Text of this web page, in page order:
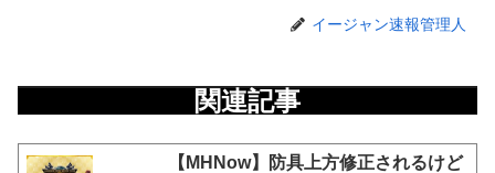
イージャン速報管理人
関連記事
【MHNow】防具上方修正されるけど